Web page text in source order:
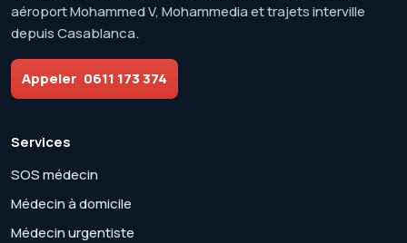
aéroport Mohammed V, Mohammedia et trajets interville
depuis Casablanca.
Appeler 0611 173 374
Services
SOS médecin
Médecin à domicile
Médecin urgentiste